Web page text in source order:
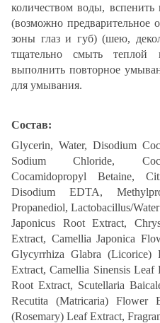
количеством воды,
(возможно предварительное
зоны глаз и губ) (шею,
тщательно смыть теплой
выполнить повторное
для умывания.
Состав:
Glycerin, Water, Disodium
Sodium Chloride,
Cocamidopropyl Betaine,
Disodium EDTA,
Propanediol, Lactobacillus/
Japonicus Root Extract,
Extract, Camellia Japonica
Glycyrrhiza Glabra (Licorice)
Extract, Camellia Sinensis
Root Extract, Scutellaria
Recutita (Matricaria) Flower
(Rosemary) Leaf Extract,